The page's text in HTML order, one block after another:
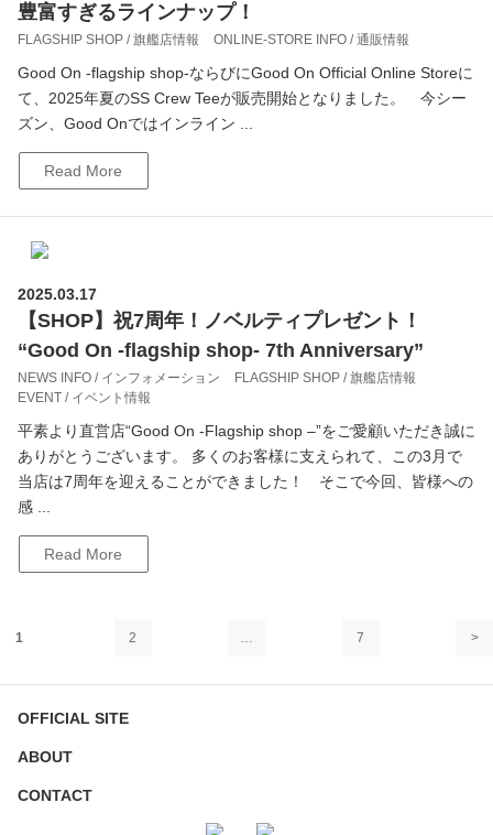
豊富すぎるラインナップ！
FLAGSHIP SHOP / 旗艦店情報 ONLINE-STORE INFO / 通販情報
Good On -flagship shop-ならびにGood On Official Online Storeに
て、2025年夏のSS Crew Teeが販売開始となりました。 今シー
ズン、Good Onではインライン ...
Read More
2025.03.17
【SHOP】祝7周年！ノベルティプレゼント！
“Good On -flagship shop- 7th Anniversary”
NEWS INFO / インフォメーション
FLAGSHIP SHOP / 旗艦店情報
EVENT / イベント情報
平素より直営店“Good On -Flagship shop –”をご愛顧いただき誠に
ありがとうございます。 多くのお客様に支えられて、この3月で
当店は7周年を迎えることができました！ そこで今回、皆様への
感 ...
Read More
1 2 … 7 >
OFFICIAL SITE
ABOUT
CONTACT